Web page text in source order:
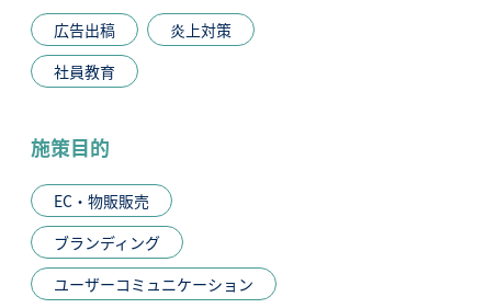
広告出稿
炎上対策
社員教育
施策目的
EC・物販販売
ブランディング
ユーザーコミュニケーション